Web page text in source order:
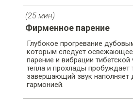
(25 мин)
Глубокое прогревание
которым следует
парение и вибрации
тепла и прохлады пробуждает
завершающий звук наполняет
гармонией.
Фирменное парение